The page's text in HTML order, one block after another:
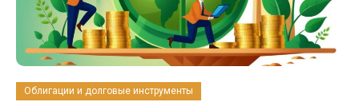
Облигации и долговые инструменты